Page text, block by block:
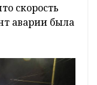
скорость
аварии была